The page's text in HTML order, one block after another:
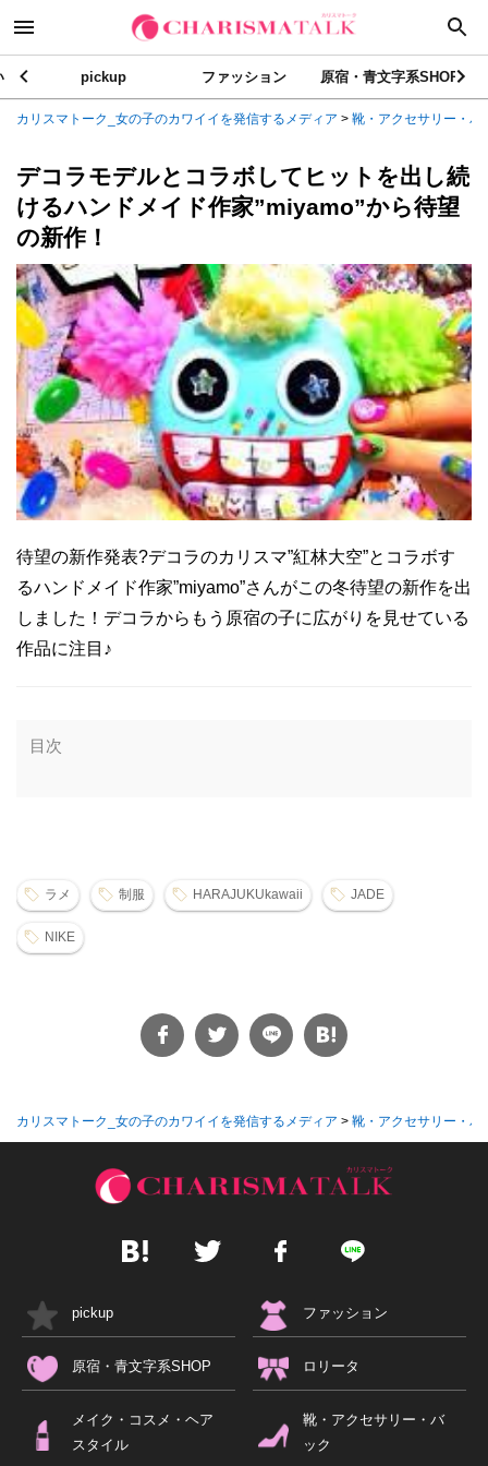
pickup ファッション 原宿・青文字系SHOP
カリスマトーク_女の子のカワイイを発信するメディア > 靴・アクセサリー・バ
デコラモデルとコラボしてヒットを出し続
けるハンドメイド作家”miyamo”から待望
の新作！
待望の新作発表?デコラのカリスマ”紅林大空”とコラボす
るハンドメイド作家”miyamo”さんがこの冬待望の新作を出
しました！デコラからもう原宿の子に広がりを見せている
作品に注目♪
目次
ラメ 制服 HARAJUKUkawaii JADE
NIKE
カリスマトーク_女の子のカワイイを発信するメディア > 靴・アクセサリー・バ
pickup ファッション
原宿・青文字系SHOP ロリータ
メイク・コスメ・ヘア
スタイル
靴・アクセサリー・バ
ック